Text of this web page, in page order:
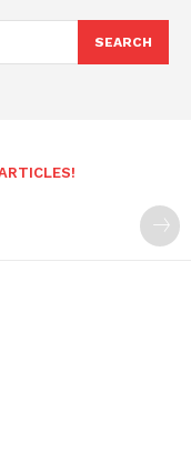
SEARCH